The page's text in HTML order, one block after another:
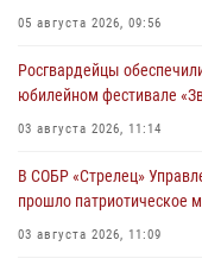
05 августа 2026, 09:56
Росгвардейцы
юбилейном фестивале
03 августа 2026, 11:14
В СОБР «Стрелец»
прошло патриотическое
03 августа 2026, 11:09